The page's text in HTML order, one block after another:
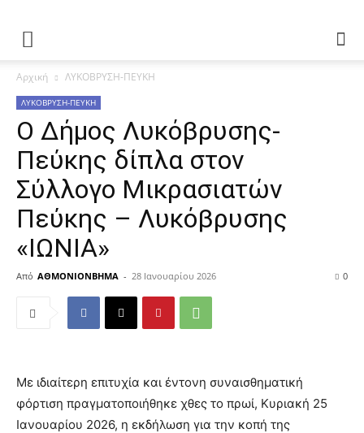
Αρχική ΛΥΚΟΒΡΥΣΗ-ΠΕΥΚΗ
ΛΥΚΟΒΡΥΣΗ-ΠΕΥΚΗ
Ο Δήμος Λυκόβρυσης-
Πεύκης δίπλα στον
Σύλλογο Μικρασιατών
Πεύκης – Λυκόβρυσης
«ΙΩΝΙΑ»
Από ΑΘΜΟΝΙΟΝΒΗΜΑ - 28 Ιανουαρίου 2026 0
Με ιδιαίτερη επιτυχία και έντονη συναισθηματική
φόρτιση πραγματοποιήθηκε χθες το πρωί, Κυριακή 25
Ιανουαρίου 2026, η εκδήλωση για την κοπή της